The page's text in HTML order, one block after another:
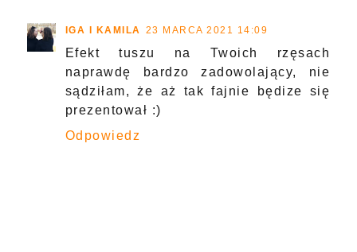
IGA I KAMILA 23 MARCA 2021 14:09
Efekt tuszu na Twoich rzęsach
naprawdę bardzo zadowolający, nie
sądziłam, że aż tak fajnie będize się
prezentował :)
Odpowiedz